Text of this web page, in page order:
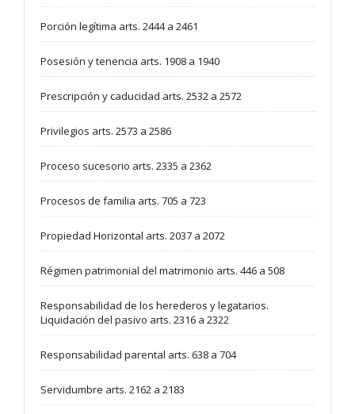
Porción legítima arts. 2444 a 2461
Posesión y tenencia arts. 1908 a 1940
Prescripción y caducidad arts. 2532 a 2572
Privilegios arts. 2573 a 2586
Proceso sucesorio arts. 2335 a 2362
Procesos de familia arts. 705 a 723
Propiedad Horizontal arts. 2037 a 2072
Régimen patrimonial del matrimonio arts. 446 a 508
Responsabilidad de los herederos y legatarios.
Liquidación del pasivo arts. 2316 a 2322
Responsabilidad parental arts. 638 a 704
Servidumbre arts. 2162 a 2183